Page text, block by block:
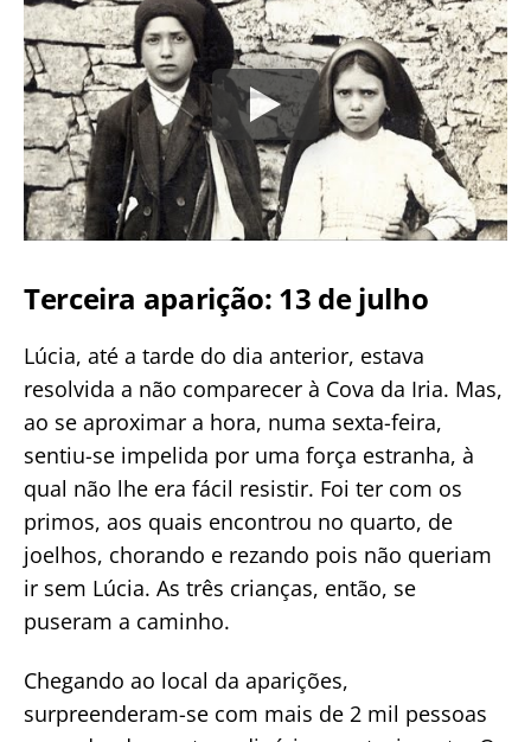
Terceira aparição: 13 de julho
Lúcia, até a tarde do dia anterior, estava
resolvida a não comparecer à Cova da Iria. Mas,
ao se aproximar a hora, numa sexta-feira,
sentiu-se impelida por uma força estranha, à
qual não lhe era fácil resistir. Foi ter com os
primos, aos quais encontrou no quarto, de
joelhos, chorando e rezando pois não queriam
ir sem Lúcia. As três crianças, então, se
puseram a caminho.
Chegando ao local da aparições,
surpreenderam-se com mais de 2 mil pessoas